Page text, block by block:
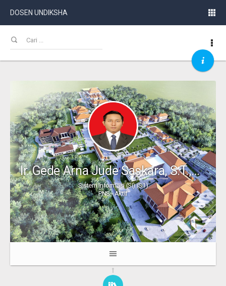
DOSEN UNDIKSHA
Ir. Gede Arna Jude Saskara, S.T.,M.T
Sistem Informasi (SI) (S1)
PNS - Aktif